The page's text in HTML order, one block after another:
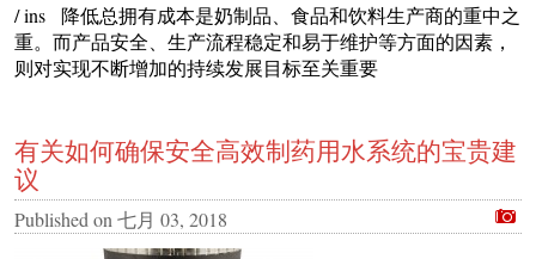
/ ins 降低总拥有成本是奶制品、食品和饮料生产商的重中之
重。而产品安全、生产流程稳定和易于维护等方面的因素，
则对实现不断增加的持续发展目标至关重要
有关如何确保安全高效制药用水系统的宝贵建
议
Published on 七月 03, 2018